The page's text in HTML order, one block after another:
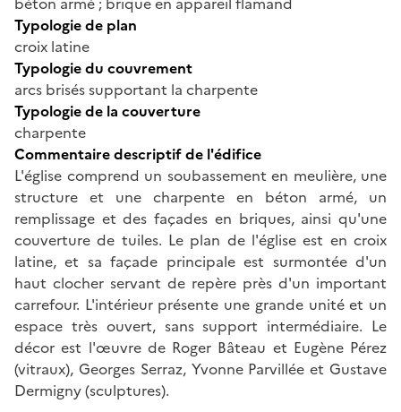
Typologie de plan
croix latine
Typologie du couvrement
arcs brisés supportant la charpente
Typologie de la couverture
charpente
Commentaire descriptif de l'édifice
L'église comprend un soubassement en meulière, une
structure et une charpente en béton armé, un
remplissage et des façades en briques, ainsi qu'une
couverture de tuiles. Le plan de l'église est en croix
latine, et sa façade principale est surmontée d'un
haut clocher servant de repère près d'un important
carrefour. L'intérieur présente une grande unité et un
espace très ouvert, sans support intermédiaire. Le
décor est l'œuvre de Roger Bâteau et Eugène Pérez
(vitraux), Georges Serraz, Yvonne Parvillée et Gustave
Dermigny (sculptures).